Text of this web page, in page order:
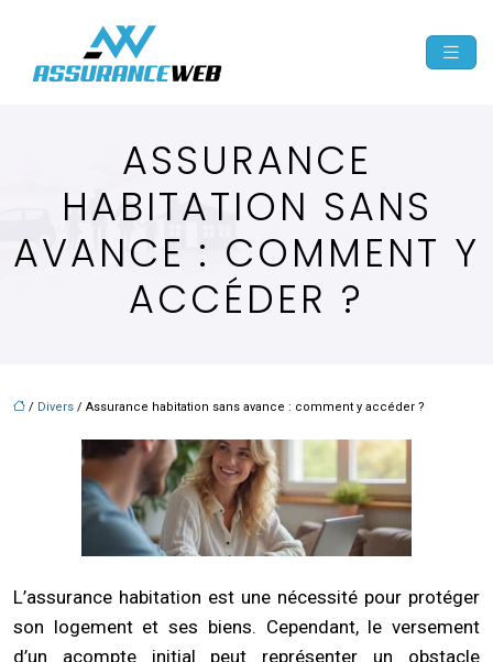
ASSURANCE
HABITATION SANS
AVANCE : COMMENT Y
ACCÉDER ?
/ Divers / Assurance habitation sans avance : comment y accéder ?
L’assurance habitation est une nécessité pour protéger
son logement et ses biens. Cependant, le versement
d’un acompte initial peut représenter un obstacle